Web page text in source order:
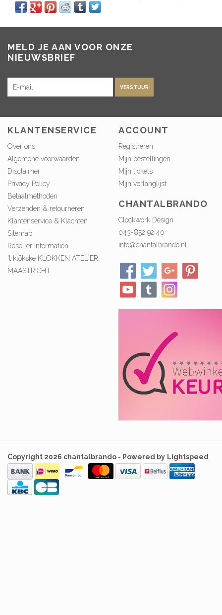
MELD JE AAN VOOR ONZE
NIEUWSBRIEF
VERSTUUR
KLANTENSERVICE
Over ons
Algemene voorwaarden
Disclaimer
Privacy Policy
Betaalmethoden
Verzenden & retourneren
Klantenservice & Klachten
Sitemap
Reseller information
't klökske KLOKKEN ATELIER
MAASTRICHT
ACCOUNT
Registreren
Mijn bestellingen
Mijn tickets
Mijn verlanglijst
CHANTALBRANDO
Clockwork Design
043-852 92 40
info@chantalbrando.nl
Copyright 2026 chantalbrando - Powered by Lightspeed